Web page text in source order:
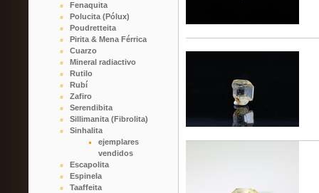
Fenaquita
Polucita (Pólux)
Poudretteita
Pirita & Mena Férrica
Cuarzo
Mineral radiactivo
Rutilo
Rubí
Zafiro
Serendibita
Sillimanita (Fibrolita)
Sinhalita
ejemplares
vendidos
Escapolita
Espinela
Taaffeita